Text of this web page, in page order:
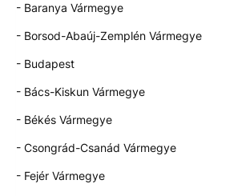
- Baranya Vármegye
- Borsod-Abaúj-Zemplén Vármegye
- Budapest
- Bács-Kiskun Vármegye
- Békés Vármegye
- Csongrád-Csanád Vármegye
- Fejér Vármegye